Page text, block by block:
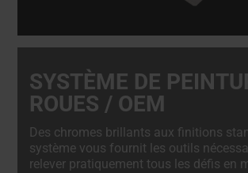
SYSTÈME DE
ROUES / OEM
Des chromes brillants aux finitions
système vous fournit les outils
relever pratiquement tous les défis en